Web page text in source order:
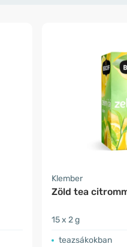
Klember
Zöld tea
15 x 2 g
teazsákokban